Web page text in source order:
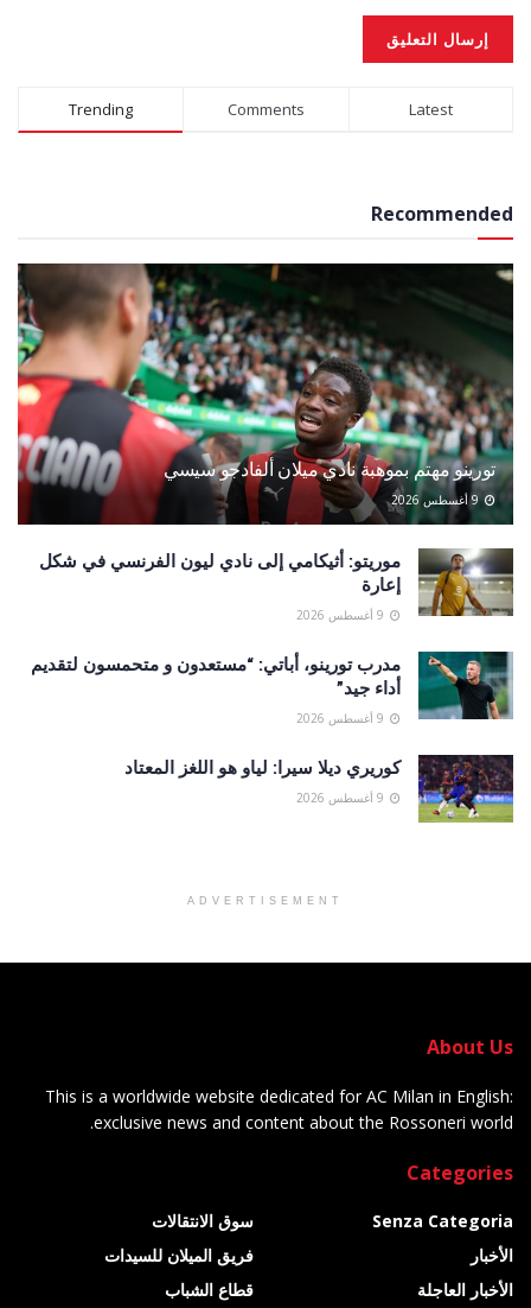
Alternative:
Trending Comments Latest
Recommended
تورينو مهتم بموهبة نادي ميلان ألفادجو سيسي
9 أغسطس 2026
موريتو: أثيكامي إلى نادي ليون الفرنسي في شكل
إعارة
مدرب تورينو، أباتي: “مستعدون و متحمسون لتقديم
أداء جيد”
كوريري ديلا سيرا: لياو هو اللغز المعتاد
ADVERTISEMENT
About Us
This is a worldwide website dedicated for AC Milan in English:
exclusive news and content about the Rossoneri world.
Categories
Senza Categoria
الأخبار
الأخبار العاجلة
سوق الانتقالات
فريق الميلان للسيدات
قطاع الشباب